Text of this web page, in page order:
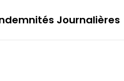
Journalières